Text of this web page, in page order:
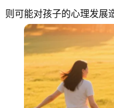
则可能对孩子的心理发展